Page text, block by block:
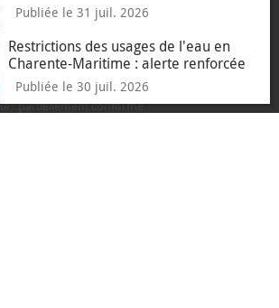
site nécessite l’usage de cookies pour des
des cookies anonymisés de mesure
de la législation relative aux données à
plussur les données personnelles
J'ai compris
le message
Publiée le 31 juil. 2026
Restrictions des usages de l'eau en
Charente-Maritime : alerte renforcée
Publiée le 30 juil. 2026
: partiellement conforme